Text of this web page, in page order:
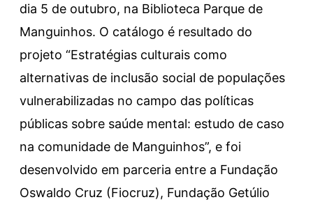
dia 5 de outubro, na Biblioteca Parque de
Manguinhos. O catálogo é resultado do
projeto “Estratégias culturais como
alternativas de inclusão social de populações
vulnerabilizadas no campo das políticas
públicas sobre saúde mental: estudo de caso
na comunidade de Manguinhos”, e foi
desenvolvido em parceria entre a Fundação
Oswaldo Cruz (Fiocruz), Fundação Getúlio